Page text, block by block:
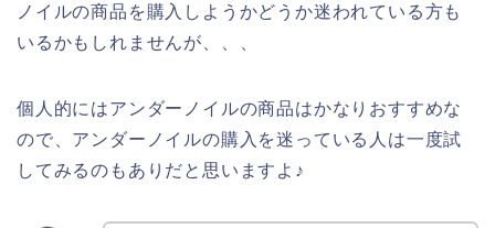
ノイルの商品を購入しようかどうか迷われている方も
いるかもしれませんが、、、
個人的にはアンダーノイルの商品はかなりおすすめな
ので、アンダーノイルの購入を迷っている人は一度試
してみるのもありだと思いますよ♪